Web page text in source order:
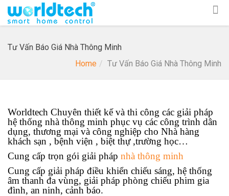
Tư Vấn Báo Giá Nhà Thông Minh
Home
Tư Vấn Báo Giá Nhà Thông Minh
Worldtech Chuyên thiết kế và thi công các giải pháp
hệ thống nhà thông minh phục vụ các công trình dân
dụng, thương mại và công nghiệp cho Nhà hàng
khách sạn , bệnh viện , biệt thự ,trường học…
Cung cấp trọn gói giải pháp nhà thông minh
Cung cấp giải pháp điều khiển chiếu sáng, hệ thống
âm thanh đa vùng, giải pháp phòng chiếu phim gia
đình, an ninh, cảnh báo.